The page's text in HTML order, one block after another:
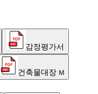
감정평가서
건축물대장 M